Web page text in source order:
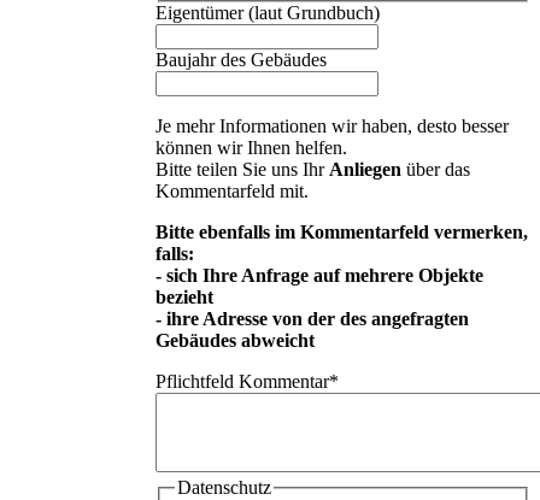
Eigentümer (laut Grundbuch)
Baujahr des Gebäudes
Je mehr Informationen wir haben, desto besser
können wir Ihnen helfen.
Bitte teilen Sie uns Ihr Anliegen über das
Kommentarfeld mit.
Bitte ebenfalls im Kommentarfeld vermerken,
falls:
- sich Ihre Anfrage auf mehrere Objekte
bezieht
- ihre Adresse von der des angefragten
Gebäudes abweicht
Pflichtfeld Kommentar*
Datenschutz